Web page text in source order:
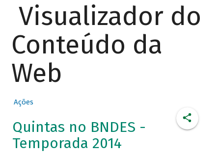
Visualizador do
Conteúdo da
Web
Ações
Quintas no BNDES -
Temporada 2014